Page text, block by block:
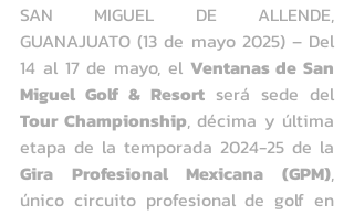
SAN MIGUEL DE ALLENDE,
GUANAJUATO (13 de mayo 2025) – Del
14 al 17 de mayo, el Ventanas de San
Miguel Golf & Resort
Tour Championship, décima y última
Gira Profesional Mexicana (GPM),
único circuito profesional de golf en